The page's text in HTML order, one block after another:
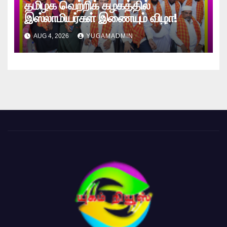
தமிழக வெற்றிக் கழகத்தில்
இஸ்லாமியர்கள் இணையும் விழா!
AUG 4, 2026 YUGAMADMIN